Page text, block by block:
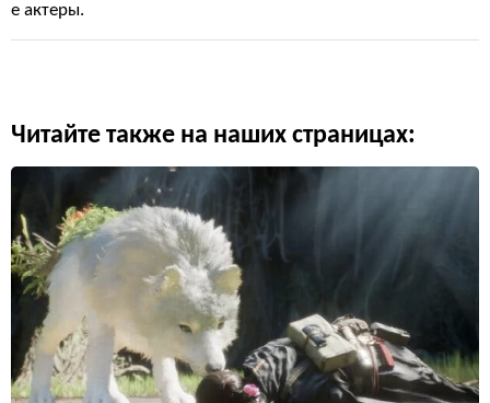
е актеры.
Читайте также на наших страницах: